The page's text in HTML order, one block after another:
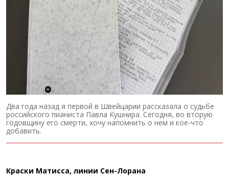
Два года назад я первой в Швейцарии рассказала о судьбе
российского пианиста Павла Кушнира. Сегодня, во вторую
годовщину его смерти, хочу напомнить о нем и кое-что
добавить.
Краски Матисса, линии Сен-Лорана